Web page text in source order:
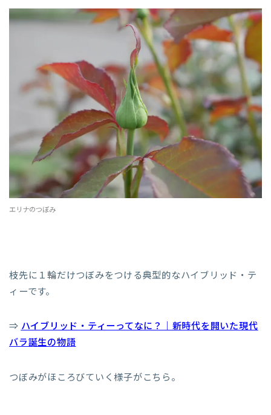
エリナのつぼみ
枝先に１輪だけつぼみをつける典型的なハイブリッド・テ
ィーです。
⇒ハイブリッド・ティーってなに？｜新時代を開いた現代
バラ誕生の物語
つぼみがほころびていく様子がこちら。